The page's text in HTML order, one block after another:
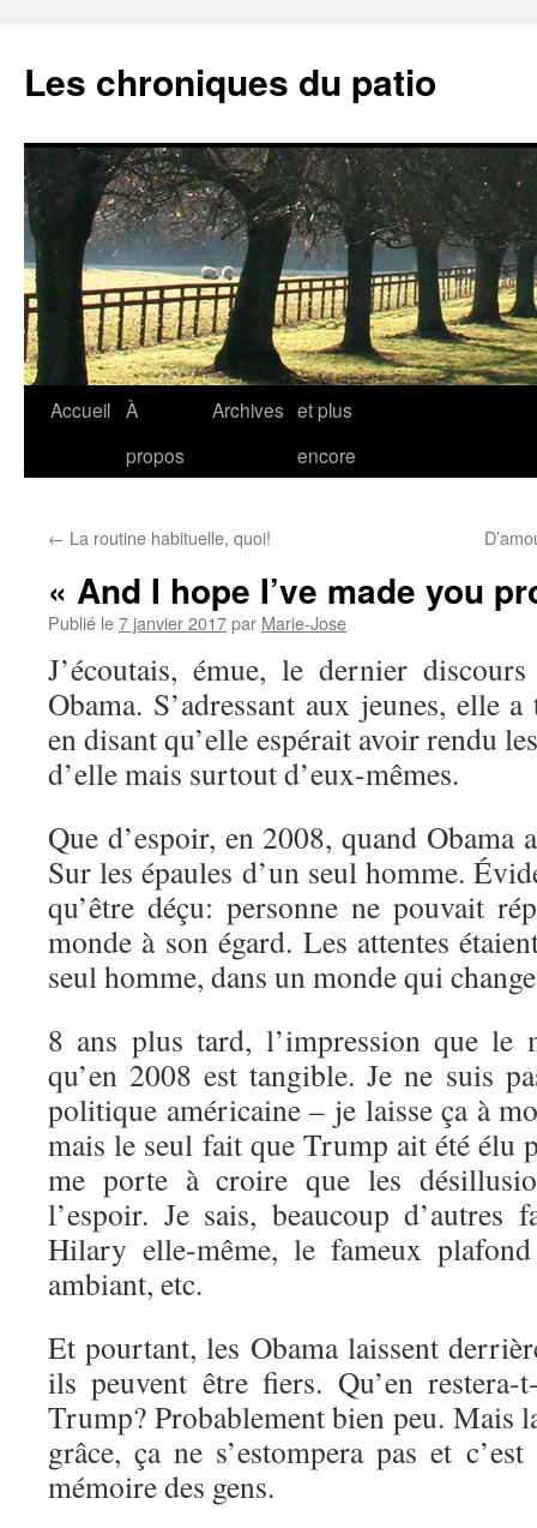
contenu
Les chroniques du patio
Accueil À
propos
Archives et plus
encore
← La routine habituelle, quoi!
« And I hope I’ve made you
Publié le7 janvier 2017par Marie-Jose
J’écoutais, émue, le dernier
Obama. S’adressant aux jeunes, elle
en disant qu’elle espérait avoir rendu
d’elle mais surtout d’eux-mêmes.
Que d’espoir, en 2008, quand Obama
Sur les épaules d’un seul homme.
qu’être déçu: personne ne pouvait
monde à son égard. Les attentes
seul homme, dans un monde qui
8 ans plus tard, l’impression que le
qu’en 2008 est tangible. Je ne suis
politique américaine – je laisse ça à
mais le seul fait que Trump ait été élu
me porte à croire que les
l’espoir. Je sais, beaucoup d’autres
Hilary elle-même, le fameux
ambiant, etc.
Et pourtant, les Obama laissent
ils peuvent être fiers. Qu’en restera-
Trump? Probablement bien peu. Mais
grâce, ça ne s’estompera pas et
mémoire des gens.